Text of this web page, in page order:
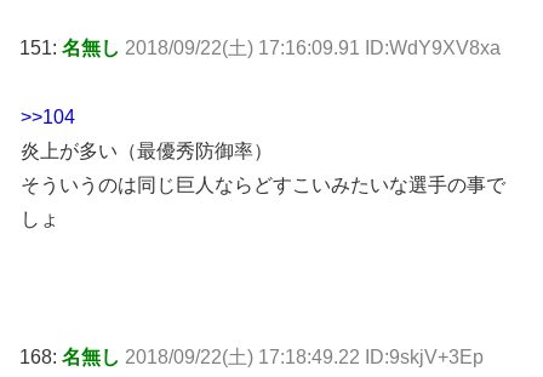
151: 名無し 2018/09/22(土) 17:16:09.91 ID:WdY9XV8xa
>>104
炎上が多い（最優秀防御率）
そういうのは同じ巨人ならどすこいみたいな選手の事で
しょ
168: 名無し 2018/09/22(土) 17:18:49.22 ID:9skjV+3Ep